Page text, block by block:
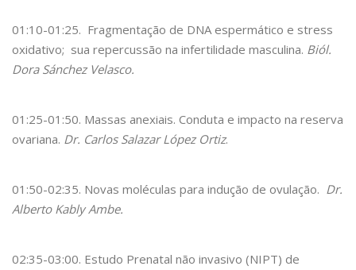
01:10-01:25. Fragmentação de DNA espermático e stress
oxidativo; sua repercussão na infertilidade masculina. Biól.
Dora Sánchez Velasco.
01:25-01:50. Massas anexiais. Conduta e impacto na reserva
ovariana. Dr. Carlos Salazar López Ortiz.
01:50-02:35. Novas moléculas para indução de ovulação. Dr.
Alberto Kably Ambe.
02:35-03:00. Estudo Prenatal não invasivo (NIPT) de